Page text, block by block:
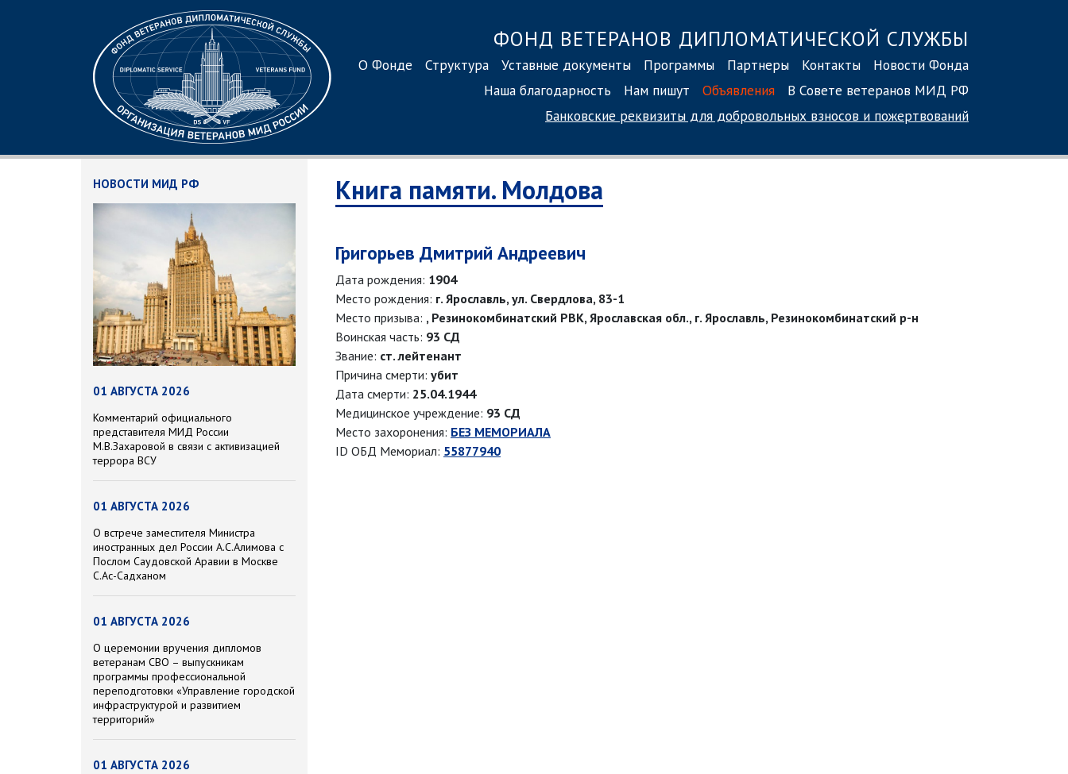
ФОНД ВЕТЕРАНОВ ДИПЛОМАТИЧЕСКОЙ СЛУЖБЫ
О Фонде Структура Уставные документы Программы Партнеры Контакты
Новости Фонда
Наша благодарность
Нам пишут Объявления
В Совете ветеранов МИД РФ
Банковские реквизиты для добровольных взносов и пожертвований
НОВОСТИ МИД РФ
01 АВГУСТА 2026
Комментарий официального
представителя МИД России
М.В.Захаровой в связи с активизацией
террора ВСУ
01 АВГУСТА 2026
О встрече заместителя Министра
иностранных дел России А.С.Алимова с
Послом Саудовской Аравии в Москве
С.Ас-Садханом
01 АВГУСТА 2026
О церемонии вручения дипломов
ветеранам СВО – выпускникам
программы профессиональной
переподготовки «Управление городской
инфраструктурой и развитием
территорий»
01 АВГУСТА 2026
Книга памяти. Молдова
Григорьев Дмитрий Андреевич
Дата рождения: 1904
Место рождения: г. Ярославль, ул. Свердлова, 83-1
Место призыва: , Резинокомбинатский РВК, Ярославская обл., г. Ярославль, Резинокомбинатский р-н
Воинская часть: 93 СД
Звание: ст. лейтенант
Причина смерти: убит
Дата смерти: 25.04.1944
Медицинское учреждение: 93 СД
Место захоронения: БЕЗ МЕМОРИАЛА
ID ОБД Мемориал: 55877940